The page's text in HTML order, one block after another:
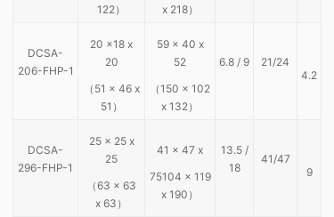
122）
x 218）
DCSA-
206-FHP-1
20 x18 x
20
（51 x 46 x
51）
59 x 40 x
52
（150 x 102
x 132）
6.8 / 9
21/24
4.2
DCSA-
296-FHP-1
25 x 25 x
25
（63 x 63
x 63）
41 x 47 x
75104 x 119
x 190）
13.5 /
18
41/47
9